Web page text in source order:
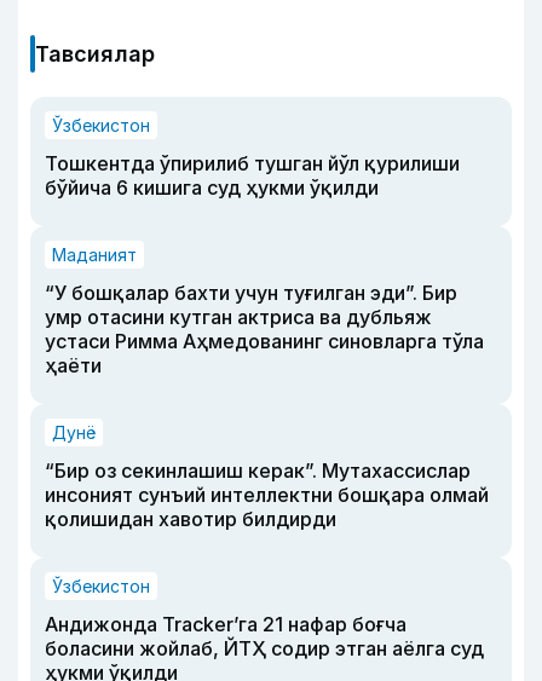
Тавсиялар
Ўзбекистон
Тошкентда ўпирилиб тушган йўл қурилиши
бўйича 6 кишига суд ҳукми ўқилди
Маданият
“У бошқалар бахти учун туғилган эди”. Бир
умр отасини кутган актриса ва дубльяж
устаси Римма Аҳмедованинг синовларга тўла
ҳаёти
Дунё
“Бир оз секинлашиш керак”. Мутахассислар
инсоният сунъий интеллектни бошқара олмай
қолишидан хавотир билдирди
Ўзбекистон
Андижонда Tracker’га 21 нафар боғча
боласини жойлаб, ЙТҲ содир этган аёлга суд
ҳукми ўқилди